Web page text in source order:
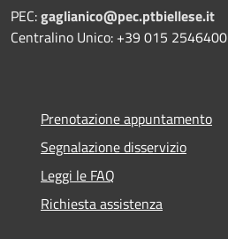
PEC:gaglianico@pec.ptbiellese.it
Centralino Unico: +39 015 2546400
Prenotazione appuntamento
Segnalazione disservizio
Leggi le FAQ
Richiesta assistenza